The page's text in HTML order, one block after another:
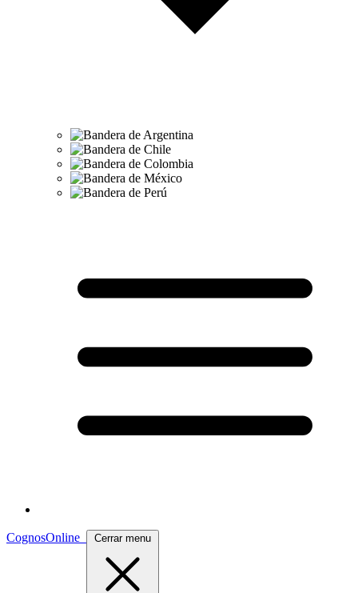
CognosOnline Cerrar menu